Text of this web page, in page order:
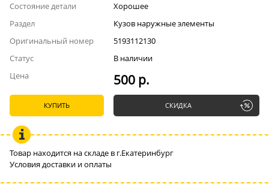
Состояние детали
Хорошее
Раздел
Кузов наружные элементы
Оригинальный номер
5193112130
Статус
В наличии
Цена
500 р.
КУПИТЬ СКИДКА
Товар находится на складе в г.Екатеринбург
Условия доставки и оплаты